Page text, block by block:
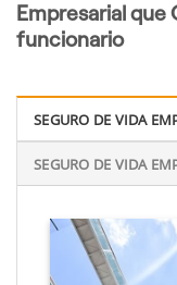
Empresarial que
funcionario
SEGURO DE VIDA
SEGURO DE VIDA